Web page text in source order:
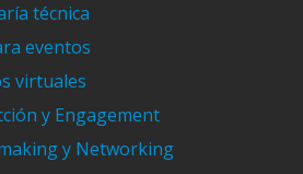
técnica
eventos
virtuales
y Engagement
y Networking